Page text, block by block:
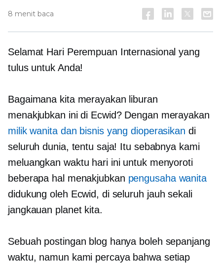
8 menit baca
Selamat Hari Perempuan Internasional yang
tulus untuk Anda!
Bagaimana kita merayakan liburan
menakjubkan ini di Ecwid? Dengan merayakan
milik wanitadan bisnis yang dioperasikan di
seluruh dunia, tentu saja! Itu sebabnya kami
meluangkan waktu hari ini untuk menyoroti
beberapa hal menakjubkan pengusaha wanita
didukung oleh Ecwid, di seluruh jauh sekali
jangkauan planet kita.
Sebuah postingan blog hanya boleh sepanjang
waktu, namun kami percaya bahwa setiap